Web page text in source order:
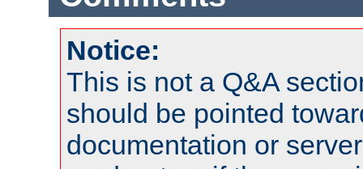
Notice:
This is not a Q&A
should be pointed
documentation or